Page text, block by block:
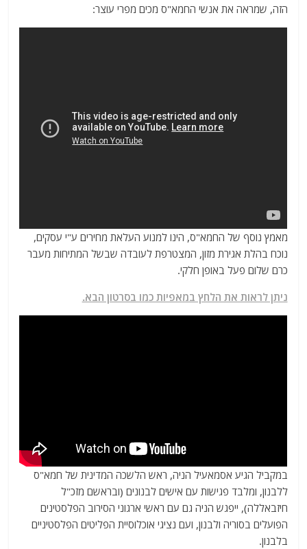
הזה, שמראה את אנשי החמא"ס מכים מפרי עוצר:
מאמץ נוסף של החמא"ס, הינו למנוע העלאת מחירים ע"י עסקים,
נוכח בהלת אגירת מזון, המצטרפת לעובדה שבשל המתיחות מעבר
כרם שלום פעל באופן חלקי.
ניתן לראות את הלחץ במאפיות כמו בסרטון הבא.
במקביל הגיע אסמאעיל הניה, ראש הלשכה המדינית של חמא"ס
ללבנון, ומלבד פגישות עם אישים לבנונים (ובראשם מזכ"ל
חיזבאללה), ייפגש הניה גם עם ראשי ארגוני הסירוב הפלסטינים
הפועלים בסוריה ולבנון, ועם נציגי אוכלוסיית הפליטים הפלסטיניים
בלבנון.